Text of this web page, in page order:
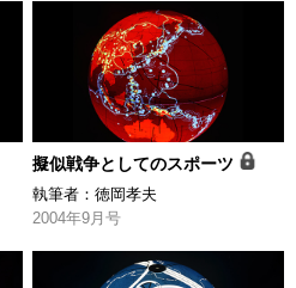
擬似戦争としてのスポーツ
執筆者：徳岡孝夫
2004年9月号